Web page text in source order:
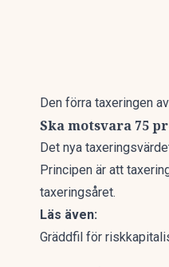
Den förra taxeringen
Ska motsvara 75
Det nya
Principen är att
taxeringsåret.
Läs även:
Gräddfil för